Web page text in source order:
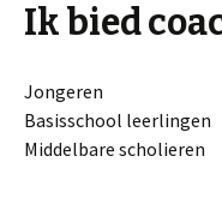
Ik bied
Jongeren
Basisschool leerlingen
Middelbare scholieren